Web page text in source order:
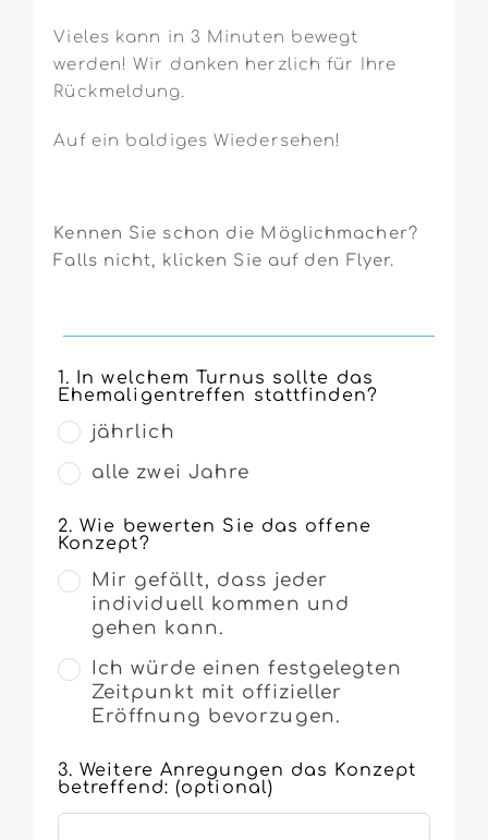
Vieles kann in 3 Minuten bewegt
werden! Wir danken herzlich für Ihre
Rückmeldung.
Auf ein baldiges Wiedersehen!
Kennen Sie schon die Möglichmacher?
Falls nicht, klicken Sie auf den Flyer.
Leave
this
field
blank
1. In welchem Turnus sollte das
Ehemaligentreffen stattfinden?
jährlich
alle zwei Jahre
2. Wie bewerten Sie das offene
Konzept?
Mir gefällt, dass jeder
individuell kommen und
gehen kann.
Ich würde einen festgelegten
Zeitpunkt mit offizieller
Eröffnung bevorzugen.
3. Weitere Anregungen das Konzept
betreffend: (optional)